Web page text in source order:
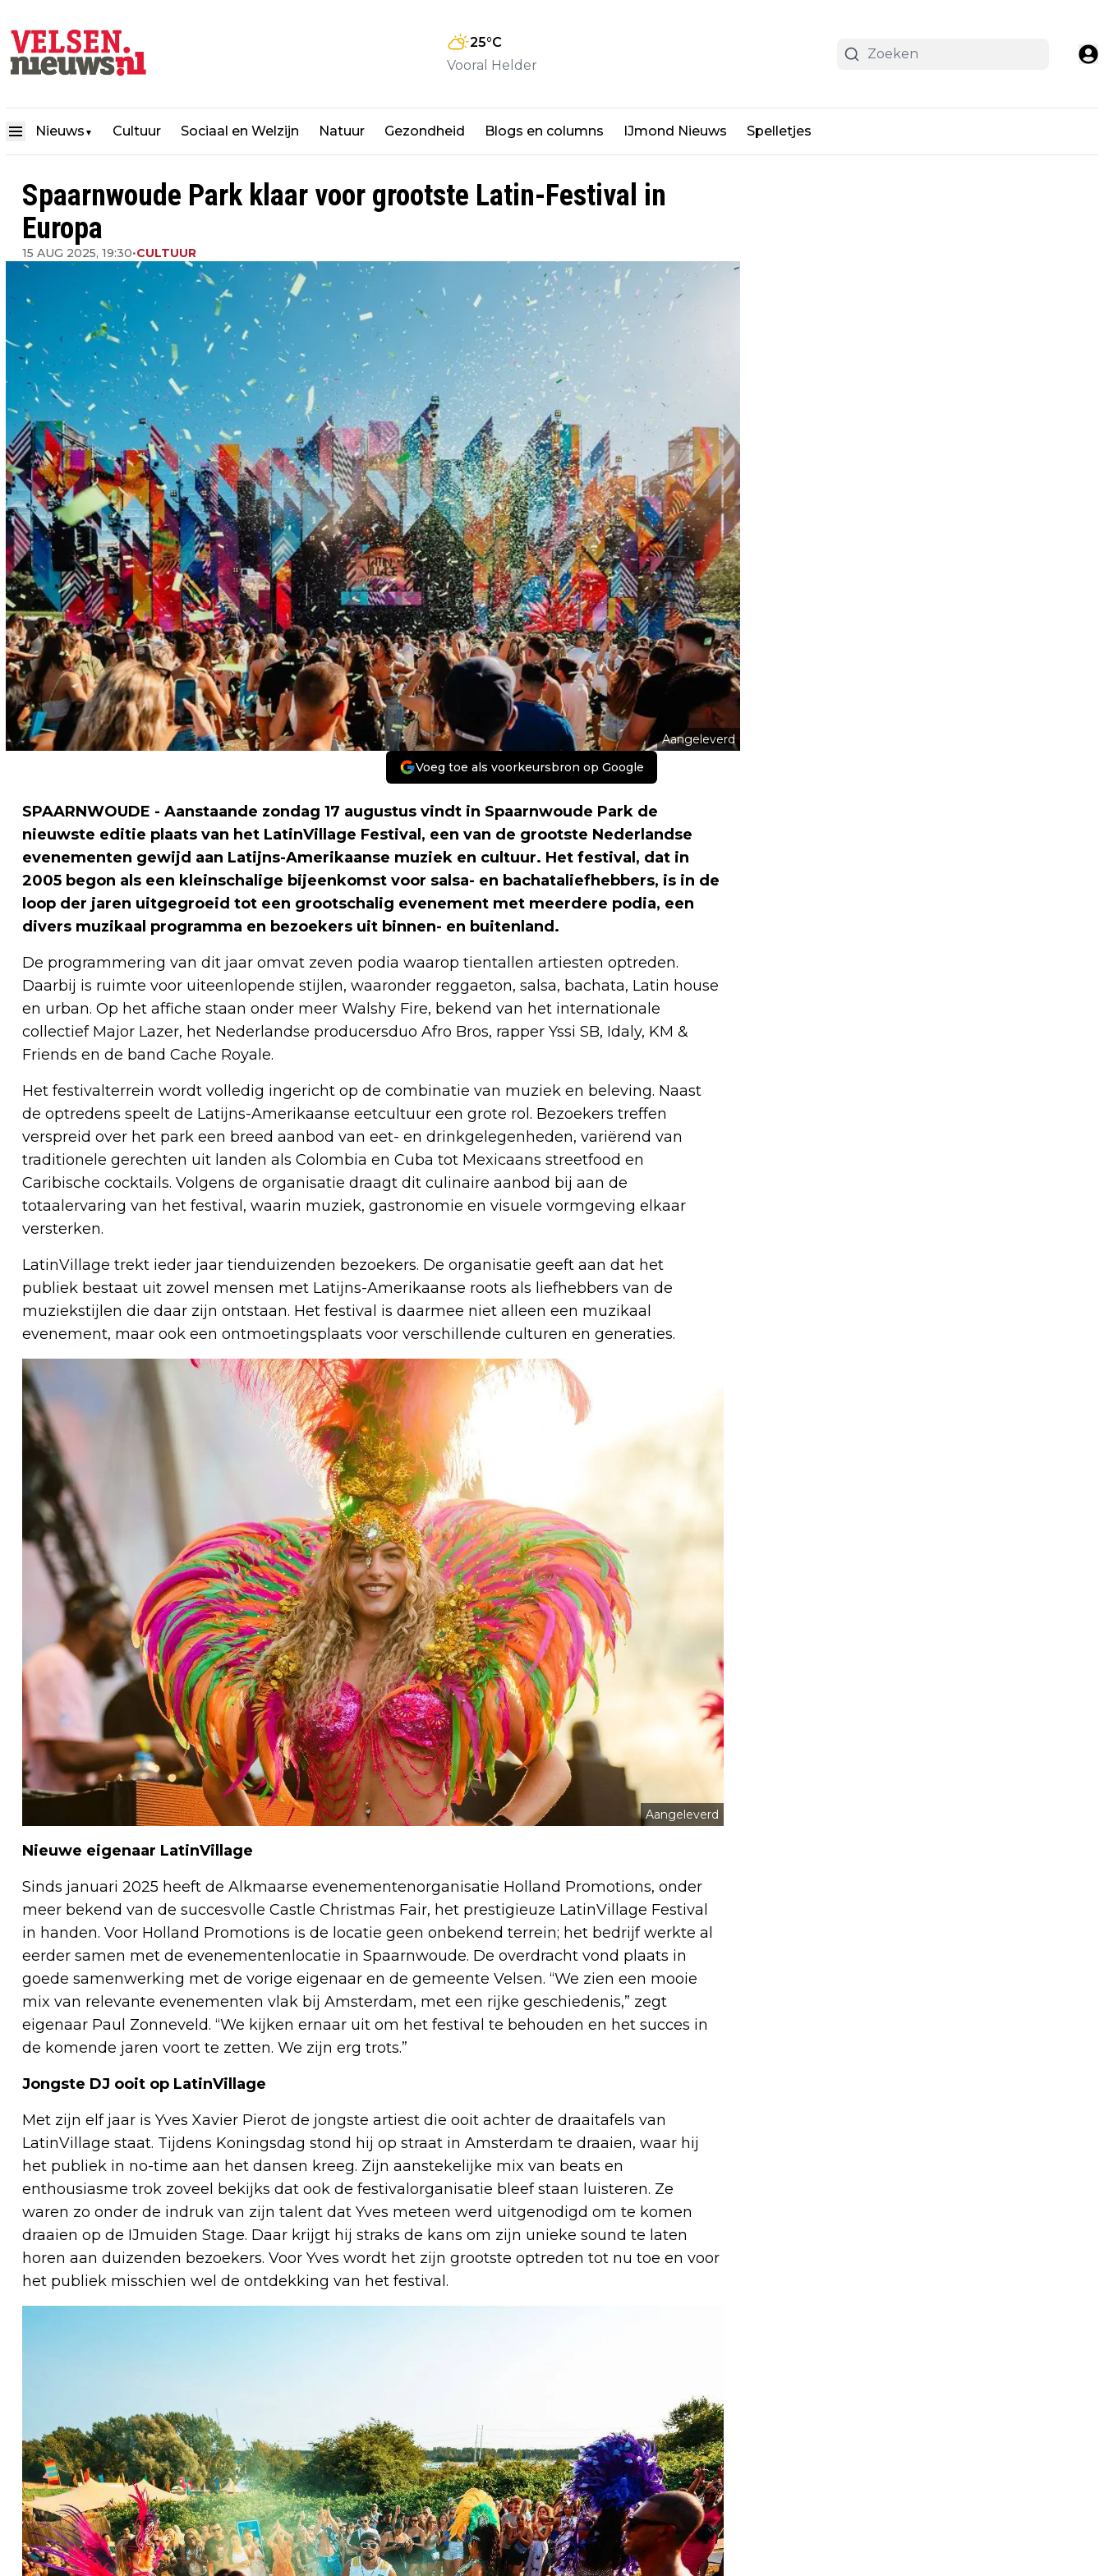
25°C
Vooral Helder
Nieuws ▼ Cultuur Sociaal en Welzijn Natuur Gezondheid Blogs en columns IJmond Nieuws Spelletjes
Spaarnwoude Park klaar voor grootste Latin-Festival in
Europa
15 AUG 2025, 19:30•CULTUUR
Aangeleverd
Voeg toe als voorkeursbron op Google
SPAARNWOUDE - Aanstaande zondag 17 augustus vindt in Spaarnwoude Park de
nieuwste editie plaats van het LatinVillage Festival, een van de grootste Nederlandse
evenementen gewijd aan Latijns-Amerikaanse muziek en cultuur. Het festival, dat in
2005 begon als een kleinschalige bijeenkomst voor salsa- en bachataliefhebbers, is in de
loop der jaren uitgegroeid tot een grootschalig evenement met meerdere podia, een
divers muzikaal programma en bezoekers uit binnen- en buitenland.
De programmering van dit jaar omvat zeven podia waarop tientallen artiesten optreden.
Daarbij is ruimte voor uiteenlopende stijlen, waaronder reggaeton, salsa, bachata, Latin house
en urban. Op het affiche staan onder meer Walshy Fire, bekend van het internationale
collectief Major Lazer, het Nederlandse producersduo Afro Bros, rapper Yssi SB, Idaly, KM &
Friends en de band Cache Royale.
Het festivalterrein wordt volledig ingericht op de combinatie van muziek en beleving. Naast
de optredens speelt de Latijns-Amerikaanse eetcultuur een grote rol. Bezoekers treffen
verspreid over het park een breed aanbod van eet- en drinkgelegenheden, variërend van
traditionele gerechten uit landen als Colombia en Cuba tot Mexicaans streetfood en
Caribische cocktails. Volgens de organisatie draagt dit culinaire aanbod bij aan de
totaalervaring van het festival, waarin muziek, gastronomie en visuele vormgeving elkaar
versterken.
LatinVillage trekt ieder jaar tienduizenden bezoekers. De organisatie geeft aan dat het
publiek bestaat uit zowel mensen met Latijns-Amerikaanse roots als liefhebbers van de
muziekstijlen die daar zijn ontstaan. Het festival is daarmee niet alleen een muzikaal
evenement, maar ook een ontmoetingsplaats voor verschillende culturen en generaties.
Aangeleverd
Nieuwe eigenaar LatinVillage
Sinds januari 2025 heeft de Alkmaarse evenementenorganisatie Holland Promotions, onder
meer bekend van de succesvolle Castle Christmas Fair, het prestigieuze LatinVillage Festival
in handen. Voor Holland Promotions is de locatie geen onbekend terrein; het bedrijf werkte al
eerder samen met de evenementenlocatie in Spaarnwoude. De overdracht vond plaats in
goede samenwerking met de vorige eigenaar en de gemeente Velsen. “We zien een mooie
mix van relevante evenementen vlak bij Amsterdam, met een rijke geschiedenis,” zegt
eigenaar Paul Zonneveld. “We kijken ernaar uit om het festival te behouden en het succes in
de komende jaren voort te zetten. We zijn erg trots.”
Jongste DJ ooit op LatinVillage
Met zijn elf jaar is Yves Xavier Pierot de jongste artiest die ooit achter de draaitafels van
LatinVillage staat. Tijdens Koningsdag stond hij op straat in Amsterdam te draaien, waar hij
het publiek in no-time aan het dansen kreeg. Zijn aanstekelijke mix van beats en
enthousiasme trok zoveel bekijks dat ook de festivalorganisatie bleef staan luisteren. Ze
waren zo onder de indruk van zijn talent dat Yves meteen werd uitgenodigd om te komen
draaien op de IJmuiden Stage. Daar krijgt hij straks de kans om zijn unieke sound te laten
horen aan duizenden bezoekers. Voor Yves wordt het zijn grootste optreden tot nu toe en voor
het publiek misschien wel de ontdekking van het festival.